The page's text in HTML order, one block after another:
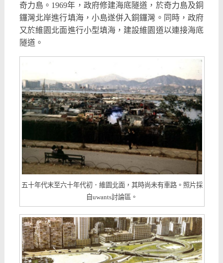
奇力島。1969年，政府修建海底隧道，於奇力島及銅
鑼灣北岸進行填海，小島遂併入銅鑼灣。同時，政府
又於維園北面進行小型填海，建設維園道以連接海底
隧道。
五十年代末至六十年代初．維園北面，其時尚未有車路。照片採
自uwants討論區。